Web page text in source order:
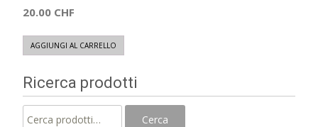
20.00 CHF
AGGIUNGI AL CARRELLO
Ricerca prodotti
Cerca